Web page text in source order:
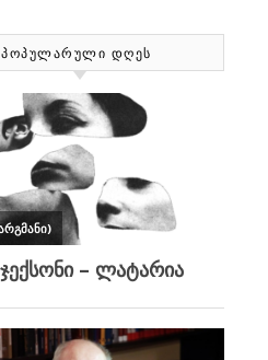
ᲞᲝᲞᲣᲚᲐᲠᲣᲚᲘ ᲓᲦᲔᲡ